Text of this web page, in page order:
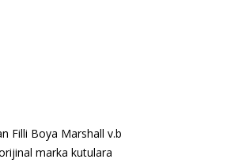
Filli Boya Marshall v.b
marka kutulara